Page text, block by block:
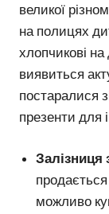
великої
на полицях
хлопчикові
виявиться
постаралися
презенти для
Залізниця
можливо